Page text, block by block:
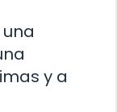
y a